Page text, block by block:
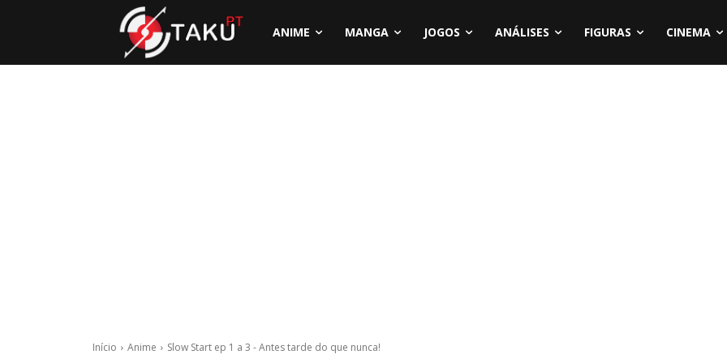
ANIME MANGA JOGOS ANÁLISES FIGURAS CINEMA
Início Anime Slow Start ep 1 a 3 - Antes tarde do que nunca!